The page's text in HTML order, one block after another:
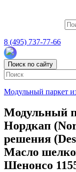
8 (495) 737-77-66
Поиск по сайту
Модульный паркет
Модульный
Нордкап
решения
Масло
Шенонсо